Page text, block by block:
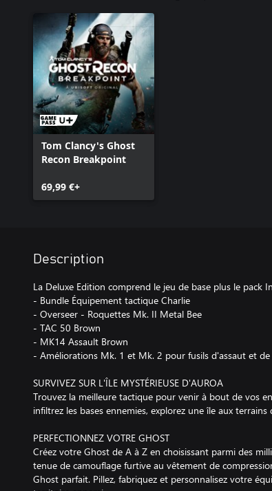
Tom Clancy's Ghost
Recon Breakpoint
69,99 €+
Description
La Deluxe Edition comprend le jeu de base plus le pack
- Bundle Équipement tactique Charlie
- Overseer - Roquettes Mk. II Metal Bee
- TAC 50 Brown
- MK14 Assault Brown
- Améliorations Mk. 1 et Mk. 2 pour fusils d'assaut et de
SURVIVEZ SUR L'ÎLE MYSTÉRIEUSE D'AUROA
Trouvez la meilleure tactique pour venir à bout de vos
infiltrez les bases ennemies, explorez une île aux terrains
PERFECTIONNEZ VOTRE GHOST
Créez votre Ghost de A à Z en choisissant parmi des
tenue de camouflage furtive au vêtement de
Ghost parfait. Pillez, fabriquez et personnalisez votre